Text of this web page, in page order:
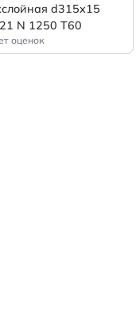
d315x15
N 1250 Т60
оценок